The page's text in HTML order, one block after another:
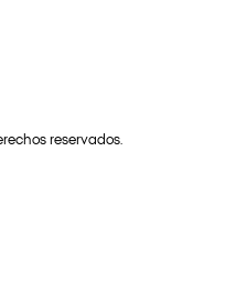
reservados.